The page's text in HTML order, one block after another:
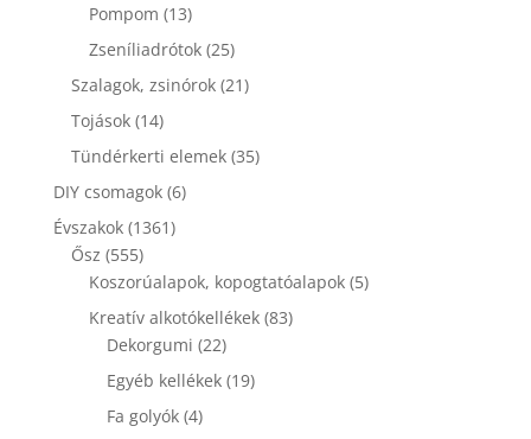
Pompom 1313
termék
Zseníliadrótok 2525
termék
Szalagok, zsinórok 2121
Tojások 1414
termék
Tündérkerti elemek 3535
DIY csomagok 66
Évszakok 13611361
Ősz 555555
termék
Koszorúalapok, kopogtatóalapok 55
Kreatív alkotókellékek 8383
Dekorgumi 2222
termék
Egyéb kellékek 1919
Fa golyók 44